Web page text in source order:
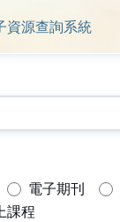
圖書館
資源查詢系統
電子期刊
課程